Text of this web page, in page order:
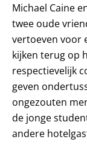
Michael Caine
twee oude
vertoeven voor
kijken terug op
respectievelijk
geven
ongezouten
de jonge
andere